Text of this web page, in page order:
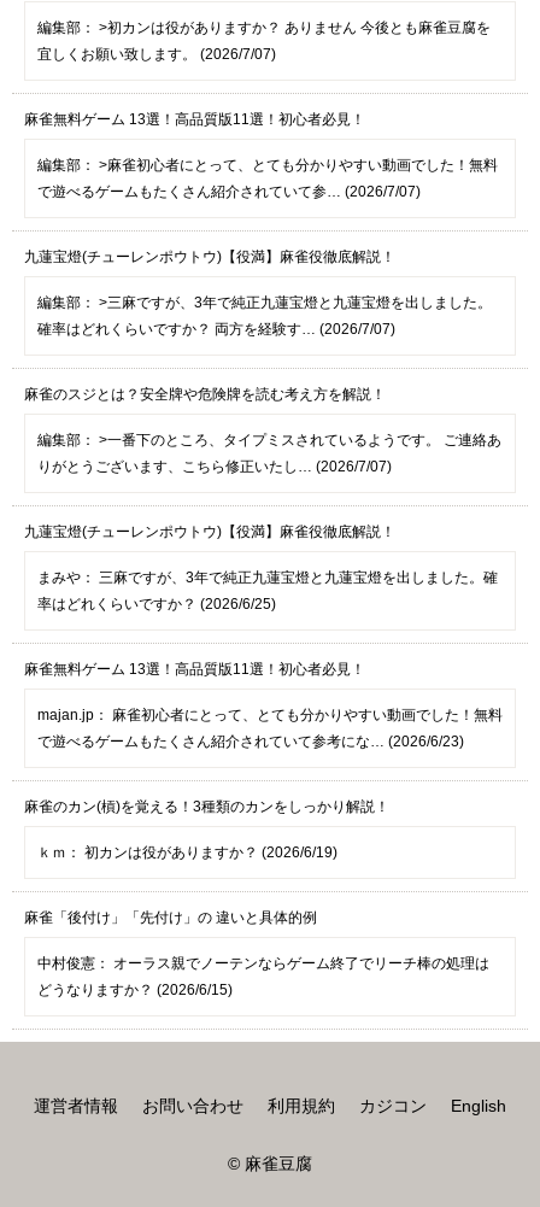
編集部： >初カンは役がありますか？ ありません 今後とも麻雀豆腐を
宜しくお願い致します。 (2026/7/07)
麻雀無料ゲーム 13選！高品質版11選！初心者必見！
編集部： >麻雀初心者にとって、とても分かりやすい動画でした！無料
で遊べるゲームもたくさん紹介されていて参… (2026/7/07)
九蓮宝燈(チューレンポウトウ)【役満】麻雀役徹底解説！
編集部： >三麻ですが、3年で純正九蓮宝燈と九蓮宝燈を出しました。
確率はどれくらいですか？ 両方を経験す… (2026/7/07)
麻雀のスジとは？安全牌や危険牌を読む考え方を解説！
編集部： >一番下のところ、タイプミスされているようです。 ご連絡あ
りがとうございます、こちら修正いたし… (2026/7/07)
九蓮宝燈(チューレンポウトウ)【役満】麻雀役徹底解説！
まみや： 三麻ですが、3年で純正九蓮宝燈と九蓮宝燈を出しました。確
率はどれくらいですか？ (2026/6/25)
麻雀無料ゲーム 13選！高品質版11選！初心者必見！
majan.jp： 麻雀初心者にとって、とても分かりやすい動画でした！無料
で遊べるゲームもたくさん紹介されていて参考にな… (2026/6/23)
麻雀のカン(槓)を覚える！3種類のカンをしっかり解説！
ｋｍ： 初カンは役がありますか？ (2026/6/19)
麻雀「後付け」「先付け」の 違いと具体的例
中村俊憲： オーラス親でノーテンならゲーム終了でリーチ棒の処理は
どうなりますか？ (2026/6/15)
運営者情報 お問い合わせ 利用規約 カジコン English
© 麻雀豆腐